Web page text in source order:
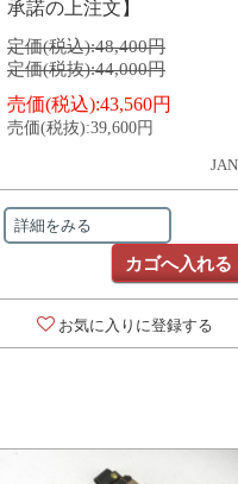
承諾の上注文】
定価(税込):48,400円
定価(税抜):44,000円
売価(税込):43,560円
売価(税抜):39,600円
詳細をみる
カゴへ入れる
お気に入りに登録する